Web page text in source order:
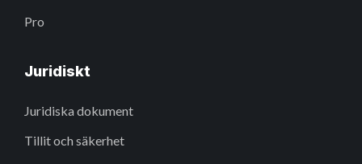
Pro
Juridiskt
Juridiska dokument
Tillit och säkerhet